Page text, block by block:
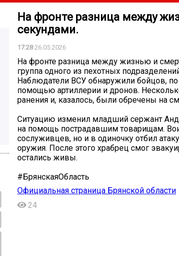
На фронте разница между
секундами.
17:2826.05.2026
На фронте разница между жизнью и
группа одного из пехотных
Наблюдатели ВСУ обнаружили бойцов,
помощью артиллерии и дронов.
ранения и, казалось, были обречены на
Ситуацию изменил младший сержант
на помощь пострадавшим товарищам.
сослуживцев, но и в одиночку отбил
оружия. После этого храбрец смог
остались живы.
#БрянскаяОбласть
Официальная страница Брянской области
24